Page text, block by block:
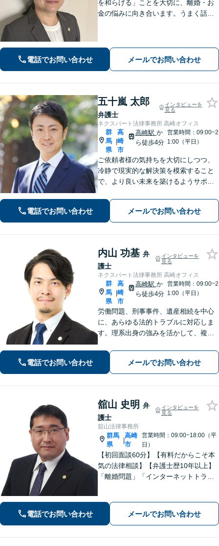
を和らげる」ことを大切に、離婚・お
金の悩みに向き合います。うまく話せ
電話でお問い合わせ メールでお問い合わせ
五十嵐 太郎
弁護士
インタビューを
見る
ネクスパート法律事務所 高崎オフィス
群
馬
県
|
高
崎
市
高崎駅 か
ら徒歩4分
営業時間：09:00~2
1:00（平日）
ご依頼者様の気持ちを大切にしつつ、
冷静で現実的な解決策を模索すること
で、より良い未来を築けるようサポー
女問題や債務整理、交通事故など、ど
のようなトラブルでも安心してご相談
ください。【夜間休日対応可】
電話でお問い合わせ メールでお問い合わせ
内山 功基 弁
護士
インタビューを
見る
ネクスパート法律事務所 高崎オフィス
群
馬
県
|
高
崎
市
高崎駅 か
ら徒歩4分
営業時間：09:00~2
1:00（平日）
労働問題、刑事事件、遺産相続を中心
に、あらゆる法的トラブルに対応しま
す。理系出身の強みを活かして、複雑
つ効果的に解決へ導きます。身近な存
在としてお気軽にご相談ください。
【分割払い可】【夜間休日対応可】
電話でお問い合わせ メールでお問い合わせ
舘山 史明 弁
護士
インタビューを
見る
舘山法律事務所
群馬
県
|
高崎
市
営業時間：09:00~18:00（平
日）
【初回面談60分】【有料だからこそ本
気の法律相談】【弁護士歴10年以上】
「離婚問題」「インターネットトラブ
そして大胆に、オーダーメイドの弁護
を展開します【高崎駅徒歩15分】
電話でお問い合わせ メールでお問い合わせ